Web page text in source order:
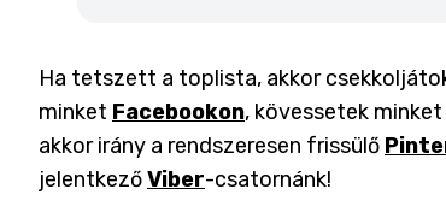
Ha tetszett a toplista, akkor
minket Facebookon, kövessetek minket
akkor irány a rendszeresen frissülő
jelentkezőViber-csatornánk!